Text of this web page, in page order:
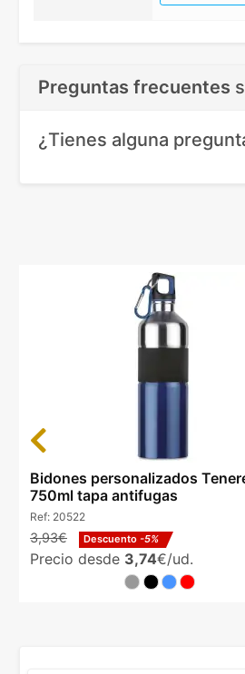
Preguntas frecuentes
¿Tienes alguna
Bidones personalizados
750ml tapa antifugas
Ref: 20522
3,93€ Descuento -5%
Precio desde 3,74€/ud.
Previous